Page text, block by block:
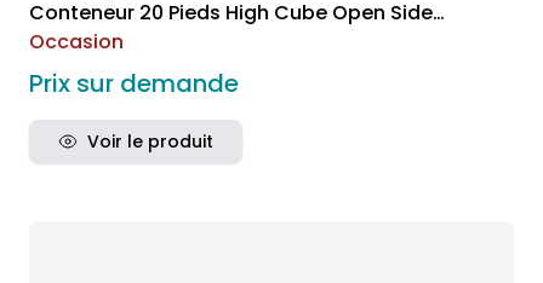
Conteneur 20 Pieds High Cube Open Side
Occasion
Occasion
Prix sur demande
Voir le produit